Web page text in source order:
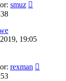
smuz
19:05
rexman